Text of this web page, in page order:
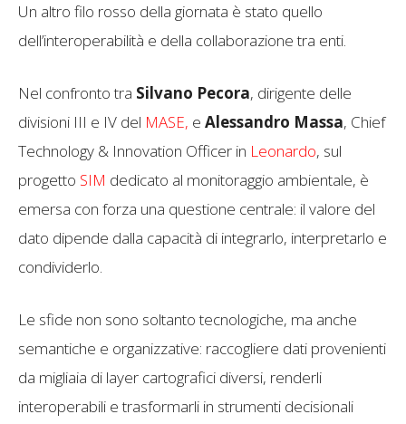
Un altro filo rosso della giornata è stato quello
dell’interoperabilità e della collaborazione tra enti.
Nel confronto tra Silvano Pecora, dirigente delle
divisioni III e IV del MASE, e Alessandro Massa, Chief
Technology & Innovation Officer in Leonardo, sul
progetto SIM dedicato al monitoraggio ambientale, è
emersa con forza una questione centrale: il valore del
dato dipende dalla capacità di integrarlo, interpretarlo e
condividerlo.
Le sfide non sono soltanto tecnologiche, ma anche
semantiche e organizzative: raccogliere dati provenienti
da migliaia di layer cartografici diversi, renderli
interoperabili e trasformarli in strumenti decisionali